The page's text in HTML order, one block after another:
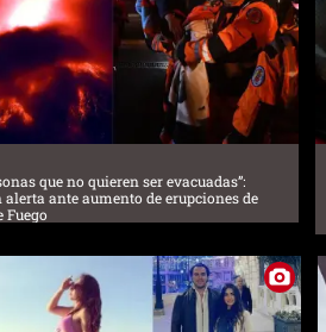
que no quieren ser evacuadas”:
alerta ante aumento de erupciones de
Fuego